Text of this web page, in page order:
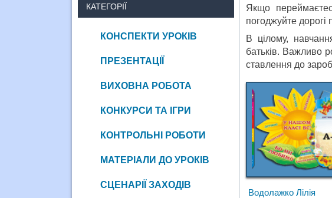
Якщо
погоджуйте дорогі
В цілому,
батьків. Важливо
ставлення до
Водолажко Лілія
КАТЕГОРІЇ
КОНСПЕКТИ УРОКІВ
ПРЕЗЕНТАЦІЇ
ВИХОВНА РОБОТА
КОНКУРСИ ТА ІГРИ
КОНТРОЛЬНІ РОБОТИ
МАТЕРІАЛИ ДО УРОКІВ
СЦЕНАРІЇ ЗАХОДІВ